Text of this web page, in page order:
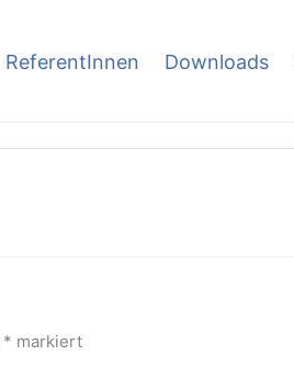
ReferentInnen Downloads
* markiert